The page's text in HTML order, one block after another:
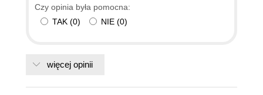
Czy opinia była pomocna:
TAK (0) NIE (0)
więcej opinii